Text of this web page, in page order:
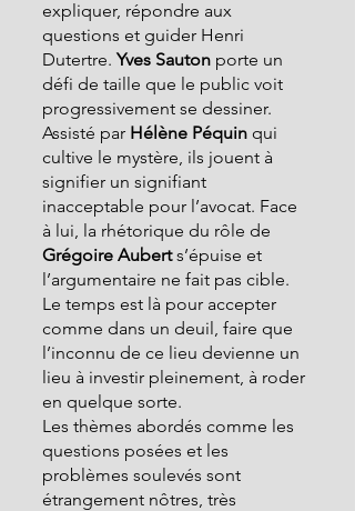
expliquer, répondre aux
questions et guider Henri
Dutertre. Yves Sauton porte un
défi de taille que le public voit
progressivement se dessiner.
Assisté par Hélène Péquin qui
cultive le mystère, ils jouent à
signifier un signifiant
inacceptable pour l’avocat. Face
à lui, la rhétorique du rôle de
Grégoire Aubert s’épuise et
l’argumentaire ne fait pas cible.
Le temps est là pour accepter
comme dans un deuil, faire que
l’inconnu de ce lieu devienne un
lieu à investir pleinement, à roder
en quelque sorte.
Les thèmes abordés comme les
questions posées et les
problèmes soulevés sont
étrangement nôtres, très